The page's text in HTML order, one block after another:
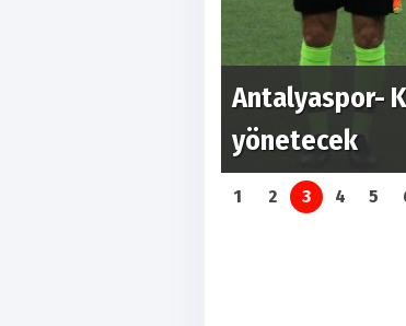
Beyaz
deplasmanda
1 2 3 4 5